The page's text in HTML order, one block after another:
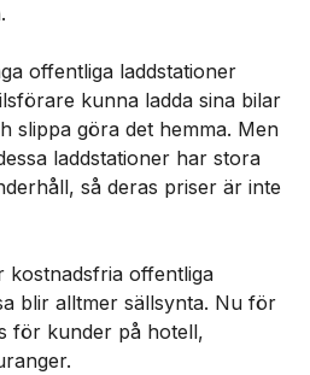
offentliga laddstationer
kunna ladda sina bilar
slippa göra det hemma. Men
laddstationer har stora
så deras priser är inte
kostnadsfria offentliga
blir alltmer sällsynta. Nu för
för kunder på hotell,